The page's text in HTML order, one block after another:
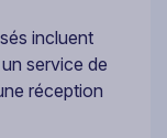
incluent
service de
réception